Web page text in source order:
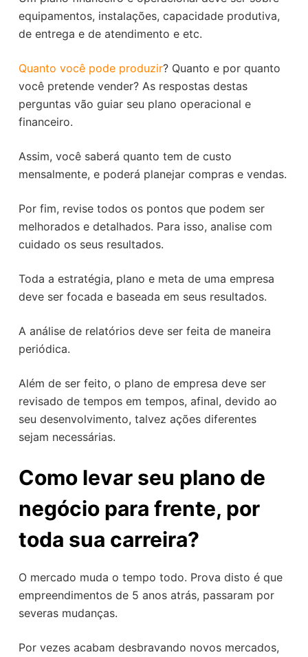
equipamentos, instalações, capacidade produtiva,
de entrega e de atendimento e etc.
Quanto você pode produzir? Quanto e por quanto
você pretende vender? As respostas destas
perguntas vão guiar seu plano operacional e
financeiro.
Assim, você saberá quanto tem de custo
mensalmente, e poderá planejar compras e vendas.
Por fim, revise todos os pontos que podem ser
melhorados e detalhados. Para isso, analise com
cuidado os seus resultados.
Toda a estratégia, plano e meta de uma empresa
deve ser focada e baseada em seus resultados.
A análise de relatórios deve ser feita de maneira
periódica.
Além de ser feito, o plano de empresa deve ser
revisado de tempos em tempos, afinal, devido ao
seu desenvolvimento, talvez ações diferentes
sejam necessárias.
Como levar seu plano de
negócio para frente, por
toda sua carreira?
O mercado muda o tempo todo. Prova disto é que
empreendimentos de 5 anos atrás, passaram por
severas mudanças.
Por vezes acabam desbravando novos mercados,